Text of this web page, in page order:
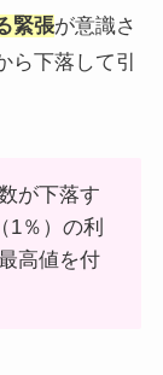
緊張が意識さ
下落して引
が下落す
1％）の利
高値を付